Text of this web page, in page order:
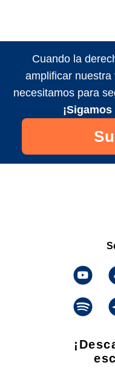
Cuando la
amplificar
necesitamos para